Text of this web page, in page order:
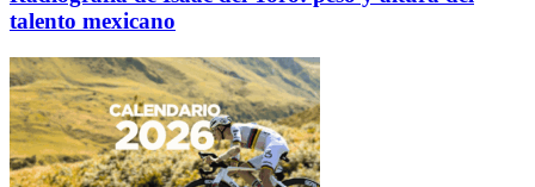
talento mexicano